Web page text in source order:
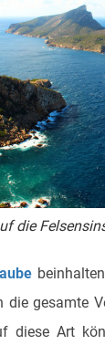
die
die gesamte
diese Art